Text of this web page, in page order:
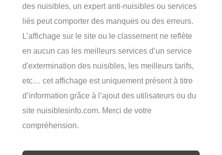
des nuisibles, un expert anti-nuisibles ou services
liés peut comporter des manques ou des erreurs.
L’affichage sur le site ou le classement ne reflète
en aucun cas les meilleurs services d’un service
d'extermination des nuisibles, les meilleurs tarifs,
etc… cet affichage est uniquement présent à titre
d’information grâce à l’ajout des utilisateurs ou du
site nuisiblesinfo.com. Merci de votre
compréhension.